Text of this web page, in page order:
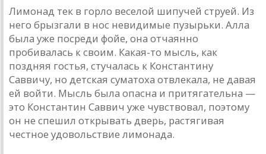
Лимонад тек в горло веселой шипучей струей. Из
него брызгали в нос невидимые пузырьки. Алла
была уже посреди фойе, она отчаянно
пробивалась к своим. Какая-то мысль, как
поздняя гостья, стучалась к Константину
Саввичу, но детская суматоха отвлекала, не давая
ей войти. Мысль была опасна и притягательна —
это Константин Саввич уже чувствовал, поэтому
он не спешил открывать дверь, растягивая
честное удовольствие лимонада.